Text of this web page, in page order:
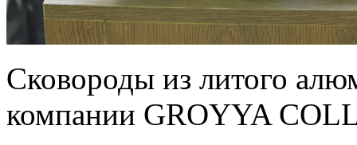
Сковороды из литого
компании GROYYA